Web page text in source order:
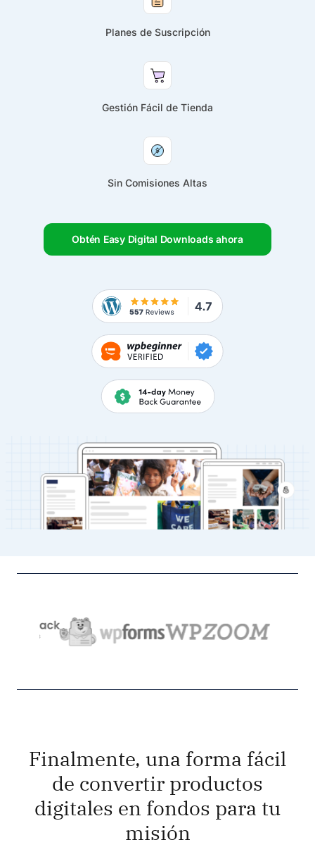
Planes de Suscripción
Gestión Fácil de Tienda
Sin Comisiones Altas
Obtén Easy Digital Downloads ahora
Finalmente, una forma fácil
de convertir productos
digitales en fondos para tu
misión